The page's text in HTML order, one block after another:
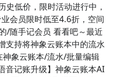
低价，限时活动进行中，
会员限时低至4.6折，空间
/随手记会员 看看吧～最近
支持将神象云账本中的流水
象云账本/流水/批量编辑
音记账升级】神象云账本AI